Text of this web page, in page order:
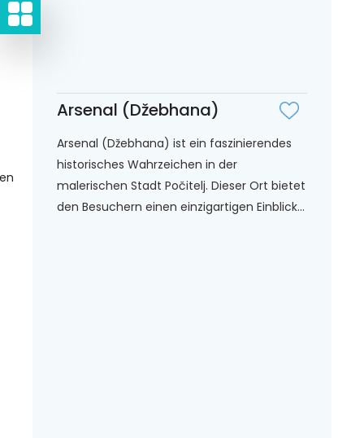
Arsenal (Džebhana)
Arsenal (Džebhana) ist ein faszinierendes
historisches Wahrzeichen in der
malerischen Stadt Počitelj. Dieser Ort bietet
den Besuchern einen einzigartigen Einblick...